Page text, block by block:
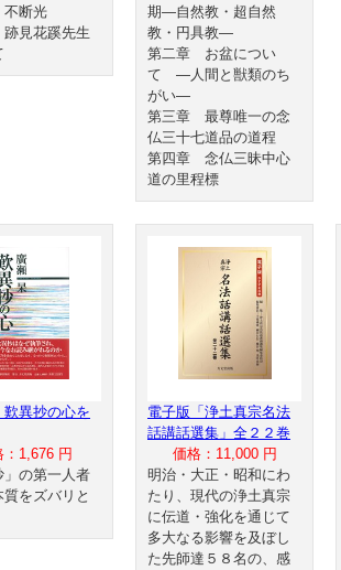
断光
見花蹊先生
期―自然教・超自然
教・円具教―
第二章 お盆につい
て ―人間と獣類のち
がい―
第三章 最尊唯一の念
仏三十七道品の道程
第四章 念仏三昧中心
道の里程標
異抄の心を
：1,676 円
」の第一人者
をズバリと
電子版「浄土真宗名法
話講話選集」全２２巻
価格：11,000 円
明治・大正・昭和にわ
たり、現代の浄土真宗
に伝道・強化を通じて
多大なる影響を及ぼし
た先師達５８名の、感